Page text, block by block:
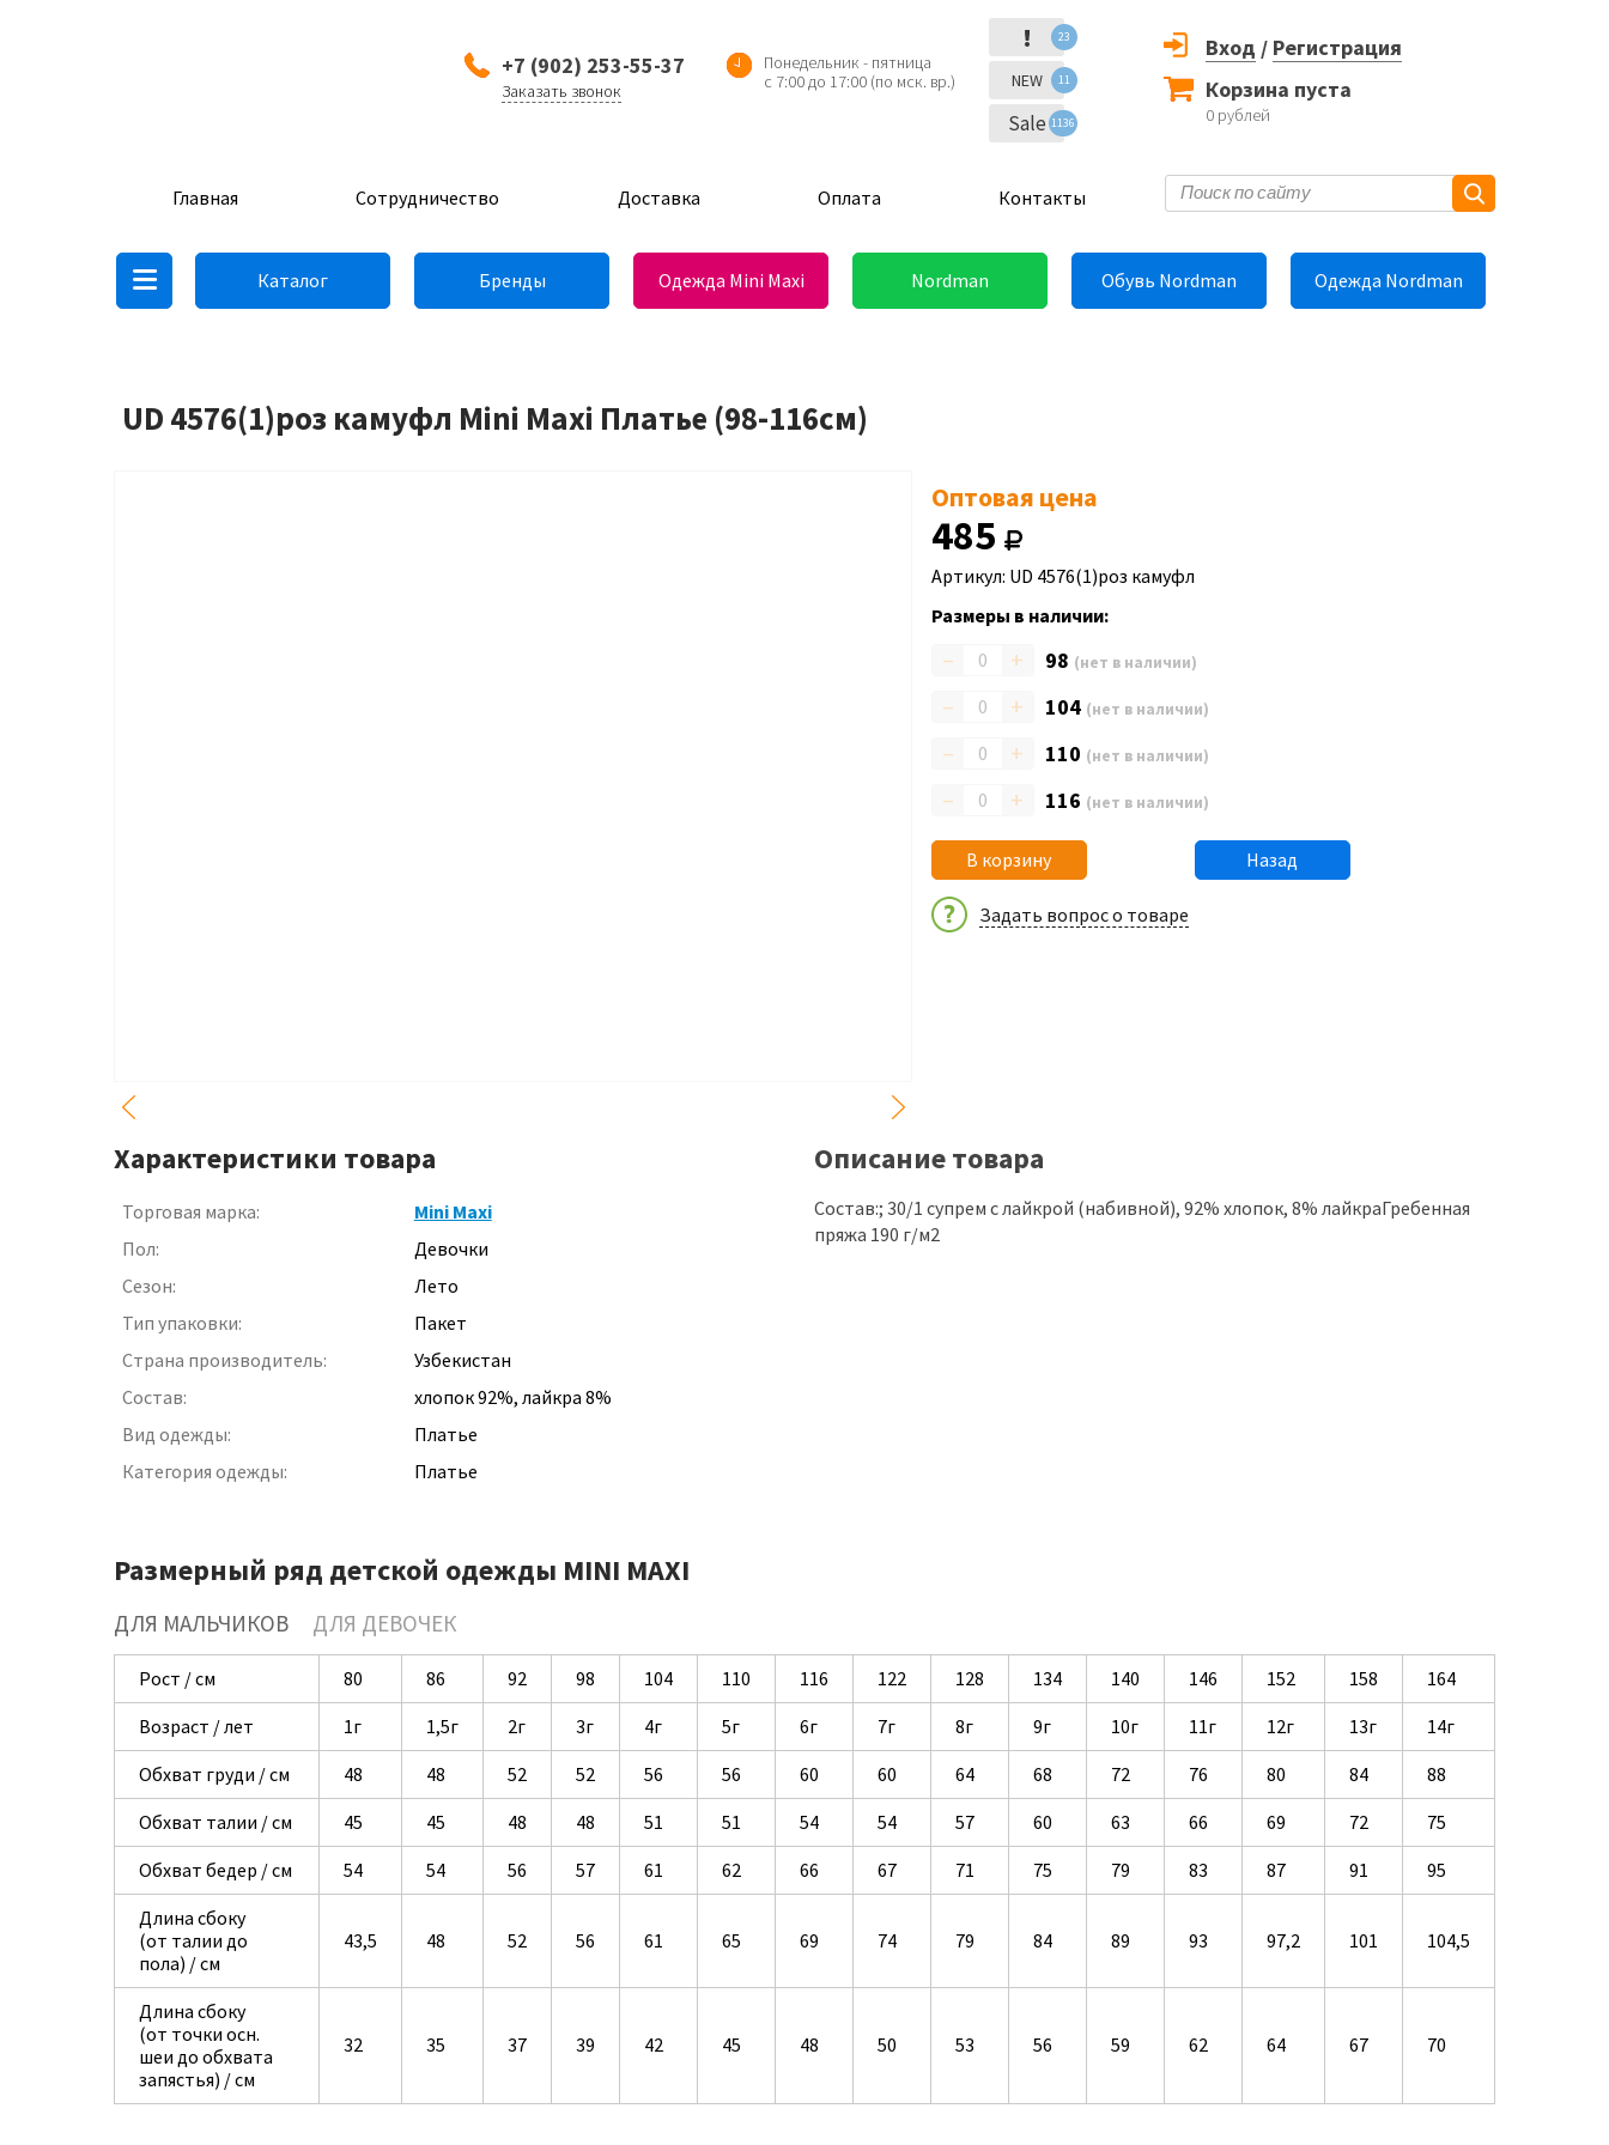
+7 (902) 253-55-37
Заказать звонок
Понедельник - пятница
с 7:00 до 17:00 (по мск. вр.)
! 23
NEW 11
Sale 1136
Вход / Регистрация
Корзина пуста
0 рублей
Главная Сотрудничество Доставка Оплата Контакты
Каталог Бренды Одежда Mini Maxi Nordman Обувь Nordman Одежда Nordman
UD 4576(1)роз камуфл Mini Maxi Платье (98-116см)
Оптовая цена
485
Артикул: UD 4576(1)роз камуфл
Размеры в наличии:
– + 98 (нет в наличии)
– + 104 (нет в наличии)
– + 110 (нет в наличии)
– + 116 (нет в наличии)
В корзину Назад
Задать вопрос о товаре
Характеристики товара
Торговая марка:
Mini Maxi
Пол:
Девочки
Сезон:
Лето
Тип упаковки:
Пакет
Страна производитель:
Узбекистан
Состав:
хлопок 92%, лайкра 8%
Вид одежды:
Платье
Категория одежды:
Платье
Описание товара
Состав:; 30/1 супрем с лайкрой (набивной), 92% хлопок, 8% лайкраГребенная
пряжа 190 г/м2
Размерный ряд детской одежды MINI MAXI
ДЛЯ МАЛЬЧИКОВ ДЛЯ ДЕВОЧЕК
Рост / см 80 86 92 98 104 110 116 122 128 134 140 146 152 158
164
Возраст / лет
1г 1,5г 2г 3г 4г 5г 6г 7г 8г 9г 10г 11г 12г 13г
14г
Обхват груди / см
48 48 52 52 56 56 60 60 64 68 72 76 80 84
88
Обхват талии / см
45 45 48 48 51 51 54 54 57 60 63 66 69 72
75
Обхват бедер / см
54 54 56 57 61 62 66 67 71 75 79 83 87 91
95
Длина сбоку
(от талии до
пола) / см
43,5 48 52 56 61 65 69 74 79 84 89 93 97,2 101 104,5
Длина сбоку
(от точки осн.
шеи до обхвата
запястья) / см
32 35 37 39 42 45 48 50 53 56 59 62 64 67 70